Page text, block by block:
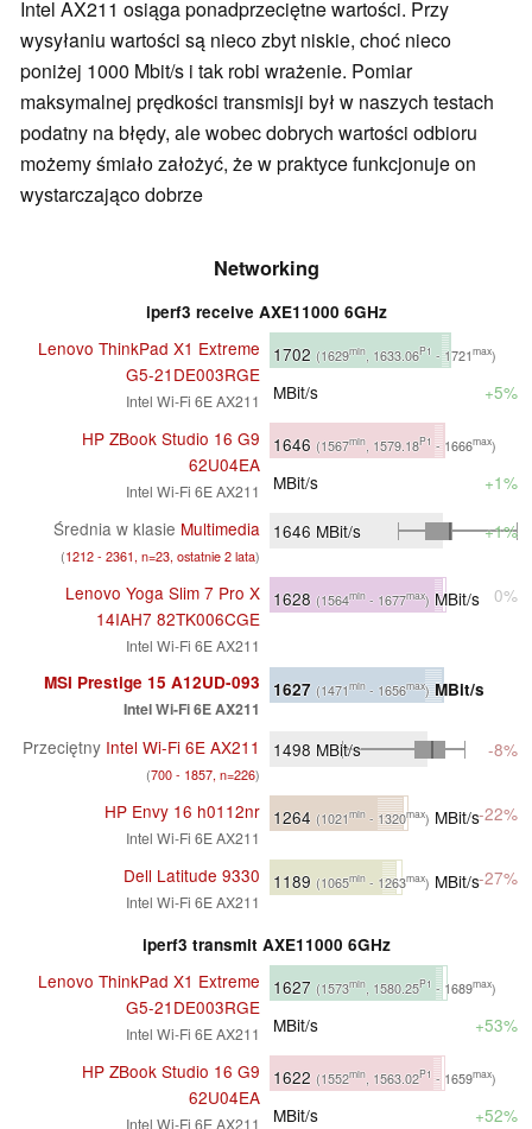
Intel AX211 osiąga ponadprzeciętne wartości. Przy
wysyłaniu wartości są nieco zbyt niskie, choć nieco
poniżej 1000 Mbit/s i tak robi wrażenie. Pomiar
maksymalnej prędkości transmisji był w naszych testach
podatny na błędy, ale wobec dobrych wartości odbioru
możemy śmiało założyć, że w praktyce funkcjonuje on
wystarczająco dobrze
Networking
iperf3 receive AXE11000 6GHz
Lenovo ThinkPad X1 Extreme
G5-21DE003RGE
Intel Wi-Fi 6E AX211
1702 (1629min , 1633.06P1 - 1721max)
MBit/s
+5%
HP ZBook Studio 16 G9
62U04EA
Intel Wi-Fi 6E AX211
1646 (1567min , 1579.18P1 - 1666max)
MBit/s
+1%
Średnia w klasie Multimedia
(1212 - 2361, n=23, ostatnie 2 lata)
1646 MBit/s +1%
Lenovo Yoga Slim 7 Pro X
14IAH7 82TK006CGE
Intel Wi-Fi 6E AX211
1628 (1564min - 1677max) MBit/s 0%
MSI Prestige 15 A12UD-093
Intel Wi-Fi 6E AX211
1627 (1471min - 1656max)MBit/s
Przeciętny Intel Wi-Fi 6E AX211
(700 - 1857, n=226)
1498 MBit/s -8%
HP Envy 16 h0112nr
Intel Wi-Fi 6E AX211
1264 (1021min - 1320max) MBit/s-22%
Dell Latitude 9330
Intel Wi-Fi 6E AX211
1189 (1065min - 1263max) MBit/s-27%
iperf3 transmit AXE11000 6GHz
Lenovo ThinkPad X1 Extreme
G5-21DE003RGE
Intel Wi-Fi 6E AX211
1627 (1573min , 1580.25P1 - 1689max)
MBit/s
+53%
HP ZBook Studio 16 G9
62U04EA
Intel Wi-Fi 6E AX211
1622 (1552min , 1563.02P1 - 1659max)
MBit/s
+52%